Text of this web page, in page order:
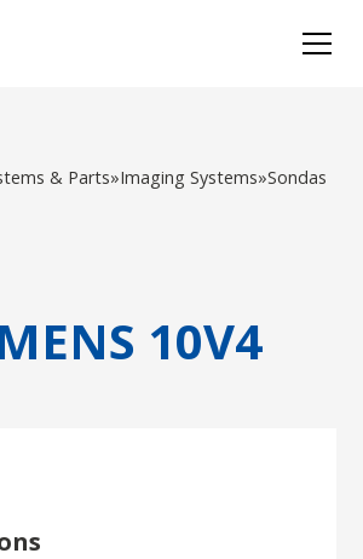
& Parts»Imaging Systems»Sondas
10V4